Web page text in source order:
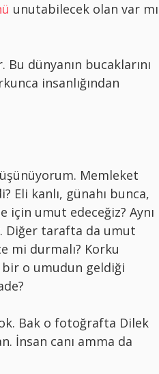
unutabilecek olan var mı
dünyanın bucaklarını
insanlığından
Memleket
Eli kanlı, günahı bunca,
için umut edeceğiz? Aynı
Diğer tarafta da umut
mi durmalı? Korku
bir o umudun geldiği
Bak o fotoğrafta Dilek
İnsan canı amma da